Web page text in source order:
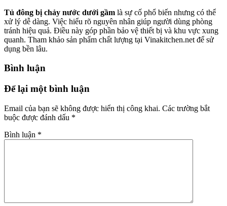
Tủ đông bị chảy nước dưới gầm là sự cố phổ biến nhưng có thể
xử lý dễ dàng. Việc hiểu rõ nguyên nhân giúp người dùng phòng
tránh hiệu quả. Điều này góp phần bảo vệ thiết bị và khu vực xung
quanh. Tham khảo sản phẩm chất lượng tại Vinakitchen.net để sử
dụng bền lâu.
Bình luận
Để lại một bình luận
Email của bạn sẽ không được hiển thị công khai. Các trường bắt
buộc được đánh dấu *
Bình luận *